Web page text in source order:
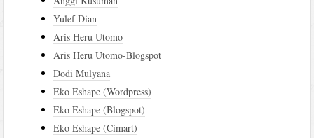
Yulef Dian
Aris Heru Utomo
Aris Heru Utomo-Blogspot
Dodi Mulyana
Eko Eshape (Wordpress)
Eko Eshape (Blogspot)
Eko Eshape (Cimart)